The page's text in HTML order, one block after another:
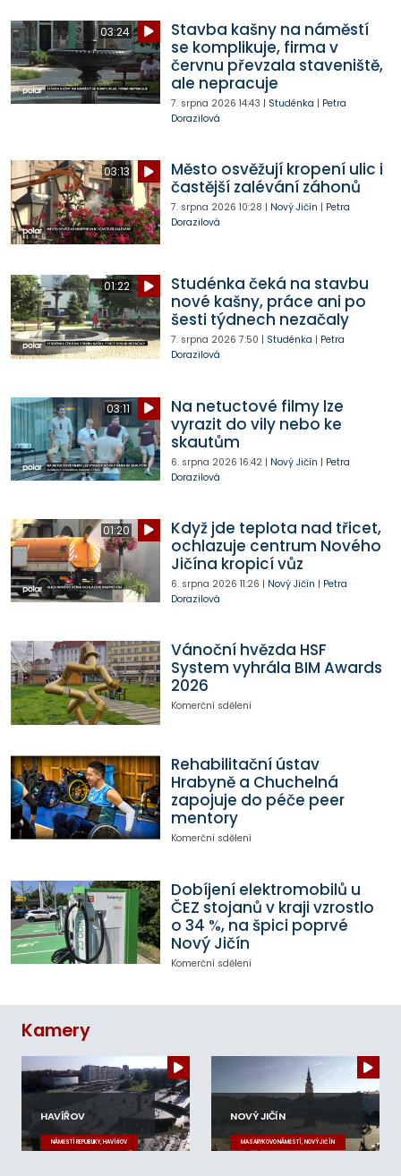
03:24
Stavba kašny na náměstí
se komplikuje, firma v
červnu převzala staveniště,
ale nepracuje
7. srpna 2026 14:43 | Studénka | Petra
Dorazilová
03:13
Město osvěžují kropení ulic i
častější zalévání záhonů
7. srpna 2026 10:28 | Nový Jičín | Petra
Dorazilová
01:22
Studénka čeká na stavbu
nové kašny, práce ani po
šesti týdnech nezačaly
7. srpna 2026 7:50 | Studénka | Petra
Dorazilová
03:11
Na netuctové filmy lze
vyrazit do vily nebo ke
skautům
6. srpna 2026 16:42| Nový Jičín | Petra
Dorazilová
01:20
Když jde teplota nad třicet,
ochlazuje centrum Nového
Jičína kropicí vůz
6. srpna 2026 11:26 | Nový Jičín | Petra
Dorazilová
Vánoční hvězda HSF
System vyhrála BIM Awards
2026
Komerční sdělení
Rehabilitační ústav
Hrabyně a Chuchelná
zapojuje do péče peer
mentory
Komerční sdělení
Dobíjení elektromobilů u
ČEZ stojanů v kraji vzrostlo
o 34 %, na špici poprvé
Nový Jičín
Komerční sdělení
Kamery
HAVÍŘOV
NÁMĚSTÍ REPUBLIKY, HAVÍŘOV
NOVÝ JIČÍN
MASARYKOVO NÁMĚSTÍ, NOVÝ JIČÍN